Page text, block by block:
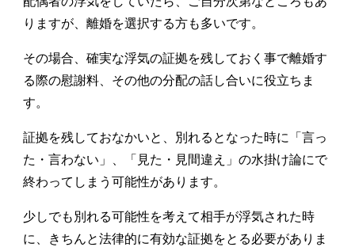
りますが、離婚を選択する方も多いです。
その場合、確実な浮気の証拠を残しておく事で離婚す
る際の慰謝料、その他の分配の話し合いに役立ちま
す。
証拠を残しておなかいと、別れるとなった時に「言っ
た・言わない」、「見た・見間違え」の水掛け論にで
終わってしまう可能性があります。
少しでも別れる可能性を考えて相手が浮気された時
に、きちんと法律的に有効な証拠をとる必要がありま